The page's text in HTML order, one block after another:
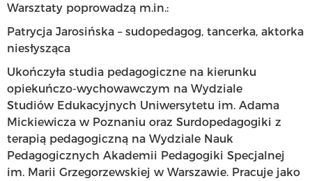
Warsztaty poprowadzą m.in.:
Patrycja Jarosińska – sudopedagog, tancerka, aktorka
niesłysząca
Ukończyła studia pedagogiczne na kierunku
opiekuńczo-wychowawczym na Wydziale
Studiów Edukacyjnych Uniwersytetu im. Adama
Mickiewicza w Poznaniu oraz Surdopedagogiki z
terapią pedagogiczną na Wydziale Nauk
Pedagogicznych Akademii Pedagogiki Specjalnej
im. Marii Grzegorzewskiej w Warszawie. Pracuje jako